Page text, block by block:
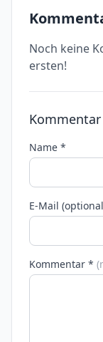
Noch keine
ersten!
Name *
E-Mail
Kommentar *